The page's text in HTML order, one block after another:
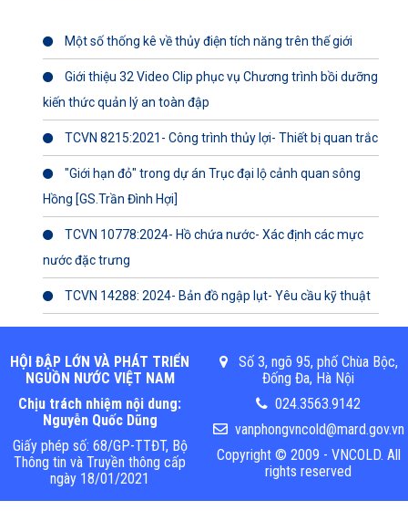
Một số thống kê về thủy điện tích năng trên thế giới
Giới thiệu 32 Video Clip phục vụ Chương trình bồi dưỡng
kiến thức quản lý an toàn đập
TCVN 8215:2021- Công trình thủy lợi- Thiết bị quan trắc
"Giới hạn đỏ" trong dự án Trục đại lộ cảnh quan sông
Hồng [GS.Trần Đình Hợi]
TCVN 10778:2024- Hồ chứa nước- Xác định các mực
nước đặc trưng
TCVN 14288: 2024- Bản đồ ngập lụt- Yêu cầu kỹ thuật
HỘI ĐẬP LỚN VÀ PHÁT TRIỂN
NGUỒN NƯỚC VIỆT NAM
Chịu trách nhiệm nội dung:
Nguyễn Quốc Dũng
Giấy phép số: 68/GP-TTĐT, Bộ
Thông tin và Truyền thông cấp
ngày 18/01/2021
Số 3, ngõ 95, phố Chùa Bộc,
Đống Đa, Hà Nội
024.3563.9142
vanphongvncold@mard.gov.vn
Copyright © 2009 - VNCOLD. All
rights reserved